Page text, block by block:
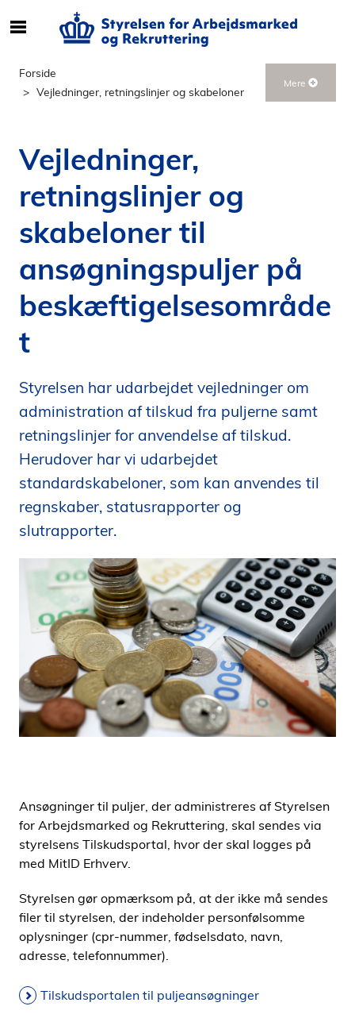
e
r
n
d
h
l
p
d
e
n
Forside
Vejledninger, retningslinjer og skabeloner
Mere
Vejledninger,
retningslinjer og
skabeloner til
ansøgningspuljer på
beskæftigelsesområde
t
Styrelsen har udarbejdet vejledninger om
administration af tilskud fra puljerne samt
retningslinjer for anvendelse af tilskud.
Herudover har vi udarbejdet
standardskabeloner, som kan anvendes til
regnskaber, statusrapporter og
slutrapporter.
Ansøgninger til puljer, der administreres af Styrelsen
for Arbejdsmarked og Rekruttering, skal sendes via
styrelsens Tilskudsportal, hvor der skal logges på
med MitID Erhverv.
Styrelsen gør opmærksom på, at der ikke må sendes
filer til styrelsen, der indeholder personfølsomme
oplysninger (cpr-nummer, fødselsdato, navn,
adresse, telefonnummer).
Tilskudsportalen til puljeansøgninger